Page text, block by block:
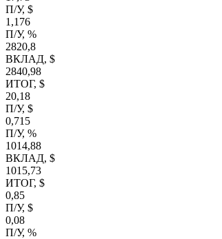
П/У, $
1,176
П/У, %
2820,8
ВКЛАД, $
2840,98
ИТОГ, $
20,18
П/У, $
0,715
П/У, %
1014,88
ВКЛАД, $
1015,73
ИТОГ, $
0,85
П/У, $
0,08
П/У, %